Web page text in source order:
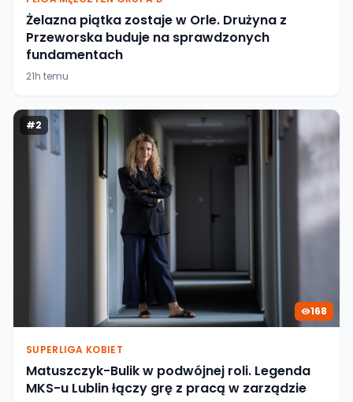
Żelazna piątka zostaje w Orle. Drużyna z
Przeworska buduje na sprawdzonych
fundamentach
21h temu
#2
168
SUPERLIGA KOBIET
Matuszczyk-Bulik w podwójnej roli. Legenda
MKS-u Lublin łączy grę z pracą w zarządzie